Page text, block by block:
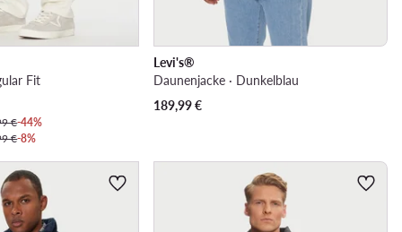
Fit
€-44%
€-8%
Levi's®
Daunenjacke · Dunkelblau
189,99€